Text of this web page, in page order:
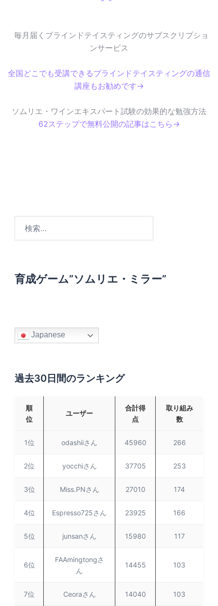
毎月届くブラインドテイスティングのサブスクリプショ
ンサービス
全国どこでも受講できるブラインドテイスティングの通信
講座もお勧めです→
ソムリエ・ワインエキスパート試験の効果的な勉強方法
62ステップで無料公開の記事はこちら→
育成ゲーム”ソムリエ・ミラー”
Japanese
過去30日間のランキング
順
位
ユーザー
合計得
点
取り組み
数
1位 odashiiさん 45960 266
2位 yocchiさん 37705 253
3位 Miss.PNさん 27010 174
4位 Espresso725さん 23925 166
5位 junsanさん 15980 117
6位
FAAmingtongさ
ん
14455 103
7位 Ceoraさん 14040 103